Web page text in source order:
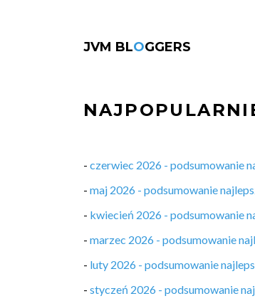
JVM BLOGGERS
- czerwiec 2026 - podsumowanie
- maj 2026 - podsumowanie
- kwiecień 2026 - podsumowanie
- marzec 2026 - podsumowanie
- luty 2026 - podsumowanie
- styczeń 2026 - podsumowanie